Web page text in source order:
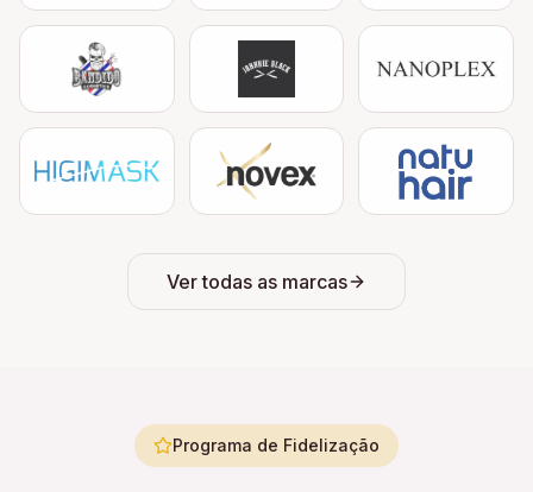
Ver todas as marcas
Programa de Fidelização